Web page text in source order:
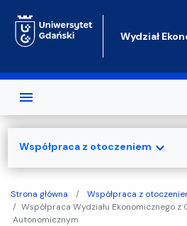
Wydział
Strona główna Współpraca z
Współpraca Wydziału Ekonomicznego z
Autonomicznym
Współpraca z otoczeniem expand_more